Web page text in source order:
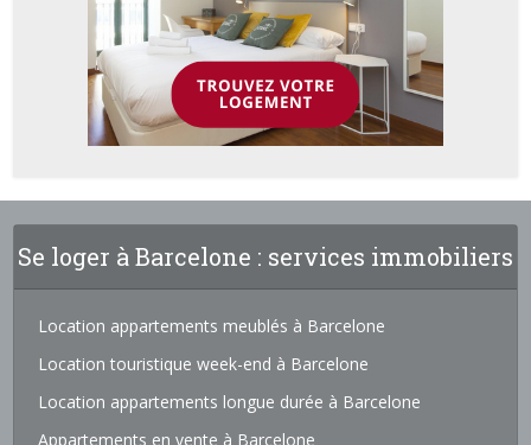
Se loger à Barcelone : services immobiliers
Location appartements meublés à Barcelone
Location touristique week-end à Barcelone
Location appartements longue durée à Barcelone
Appartements en vente à Barcelone